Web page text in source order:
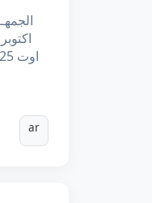
ar